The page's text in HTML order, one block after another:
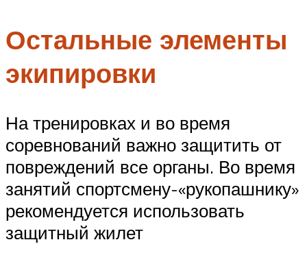
Остальные элементы
экипировки
На тренировках и во время
соревнований важно защитить от
повреждений все органы. Во время
занятий спортсмену-«рукопашнику»
рекомендуется использовать
защитный жилет